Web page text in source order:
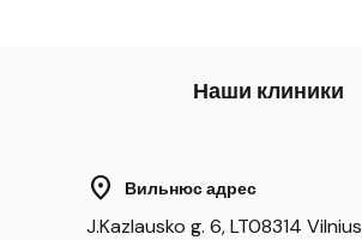
Наши клиники
location_on Вильнюс адрес
J.Kazlausko g. 6, LT08314 Vilnius